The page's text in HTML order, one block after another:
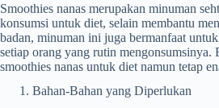
Smoothies nanas merupakan minuman
konsumsi untuk diet, selain membantu
badan, minuman ini juga bermanfaat
setiap orang yang rutin mengonsumsinya.
smoothies nanas untuk diet namun tetap
Bahan-Bahan yang Diperlukan